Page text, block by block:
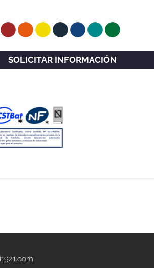
SOLICITAR INFORMACIÓN